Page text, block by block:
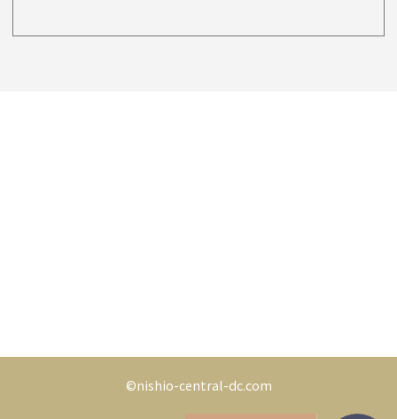
©nishio-central-dc.com